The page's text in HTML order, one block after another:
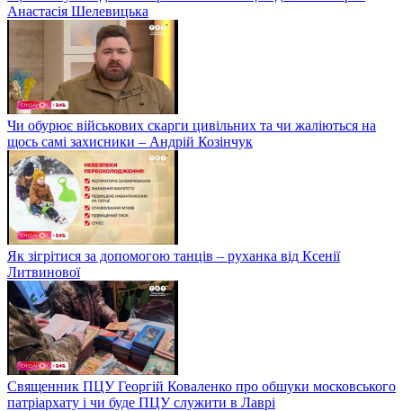
Анастасія Шелевицька
Чи обурює військових скарги цивільних та чи жаліються на
щось самі захисники – Андрій Козінчук
Як зігрітися за допомогою танців – руханка від Ксенії
Литвинової
Священник ПЦУ Георгій Коваленко про обшуки московського
патріархату і чи буде ПЦУ служити в Лаврі